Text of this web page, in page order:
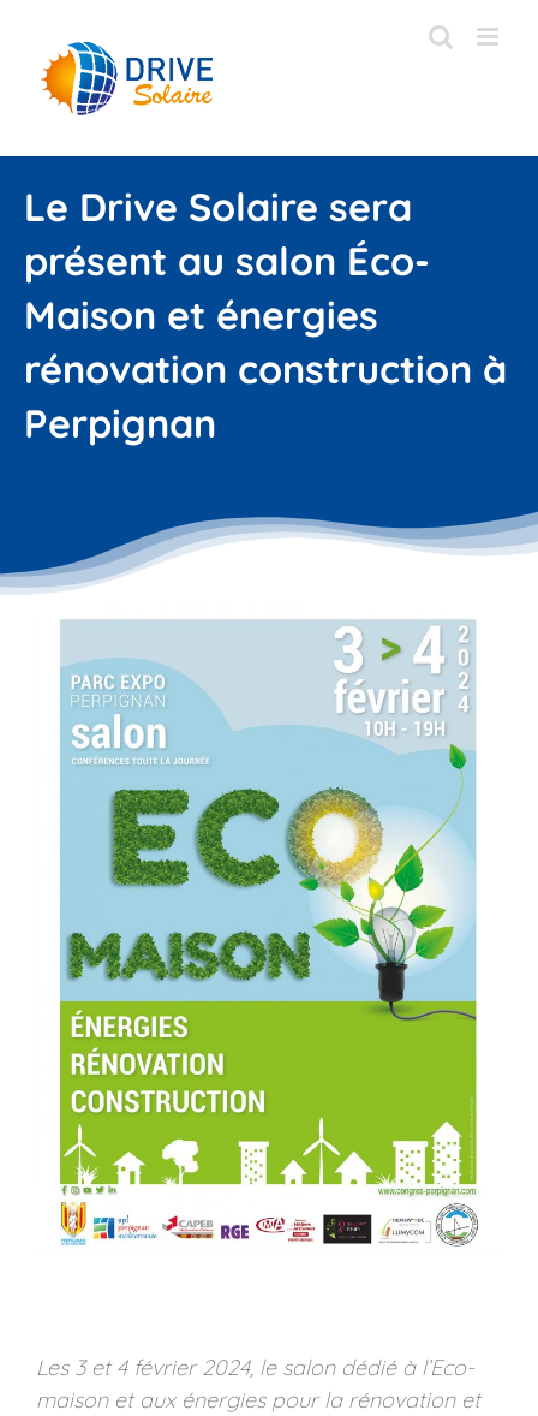
contenu
Le Drive Solaire sera
présent au salon Éco-
Maison et énergies
rénovation construction à
Perpignan
Les 3 et 4 février 2024, le salon dédié à l’Eco-
maison et aux énergies pour la rénovation et